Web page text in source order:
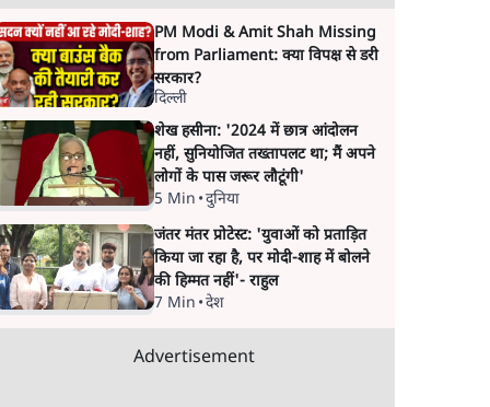
PM Modi & Amit Shah Missing
from Parliament: क्या विपक्ष से डरी
सरकार?
दिल्ली
शेख हसीना: '2024 में छात्र आंदोलन
नहीं, सुनियोजित तख्तापलट था; मैं अपने
लोगों के पास जरूर लौटूंगी'
5 Min •दुनिया
जंतर मंतर प्रोटेस्ट: 'युवाओं को प्रताड़ित
किया जा रहा है, पर मोदी-शाह में बोलने
की हिम्मत नहीं'- राहुल
7 Min •देश
Advertisement